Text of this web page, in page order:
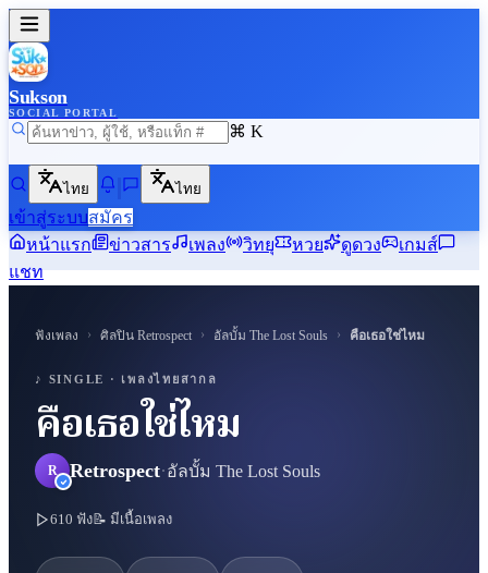
Sukson
SOCIAL PORTAL
⌘ K
ไทย ไทย
เข้าสู่ระบบสมัคร
หน้าแรก
ข่าวสาร เพลง วิทยุ หวย ดูดวง
เกมส์
แชท
ฟังเพลง › ศิลปิน Retrospect › อัลบั้ม The Lost Souls › คือเธอใช่ไหม
♪ SINGLE · เพลงไทยสากล
คือเธอใช่ไหม
R Retrospect·อัลบั้ม The Lost Souls
610 ฟัง📝 มีเนื้อเพลง